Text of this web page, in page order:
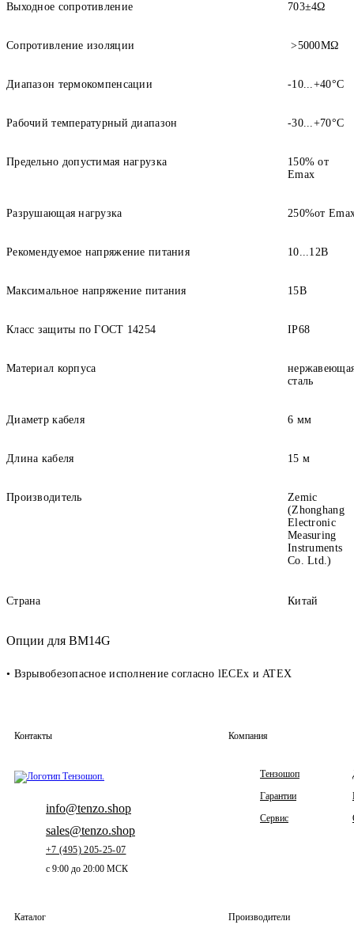
Выходное сопротивление 703±4Ω
Сопротивление изоляции >5000MΩ
Диапазон термокомпенсации -10...+40°С
Рабочий температурный диапазон -30...+70°С
Предельно допустимая нагрузка
150% от
Еmax
Разрушающая нагрузка 250%от
Рекомендуемое напряжение питания 10...12В
Максимальное напряжение питания 15В
Класс защиты по ГОСТ 14254 IP68
Материал корпуса
сталь
Диаметр кабеля 6 мм
Длина кабеля 15 м
Производитель
Zemic
(Zhonghang
Electronic
Measuring
Instruments
Co. Ltd.)
Страна Китай
Опции для BM14G
• Взрывобезопасное исполнение согласно lECEx и ATEX
Контакты
info@tenzo.shop
sales@tenzo.shop
+7 (495) 205-25-07
с 9:00 до 20:00 МСК
Компания
Тензошоп
Гарантии
Сервис
Каталог Производители